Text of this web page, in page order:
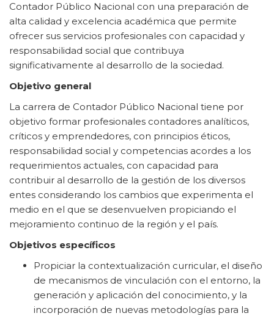
Contador Público Nacional con una preparación de
alta calidad y excelencia académica que permite
ofrecer sus servicios profesionales con capacidad y
responsabilidad social que contribuya
significativamente al desarrollo de la sociedad.
Objetivo general
La carrera de Contador Público Nacional tiene por
objetivo formar profesionales contadores analíticos,
críticos y emprendedores, con principios éticos,
responsabilidad social y competencias acordes a los
requerimientos actuales, con capacidad para
contribuir al desarrollo de la gestión de los diversos
entes considerando los cambios que experimenta el
medio en el que se desenvuelven propiciando el
mejoramiento continuo de la región y el país.
Objetivos específicos
Propiciar la contextualización curricular, el diseño
de mecanismos de vinculación con el entorno, la
generación y aplicación del conocimiento, y la
incorporación de nuevas metodologías para la